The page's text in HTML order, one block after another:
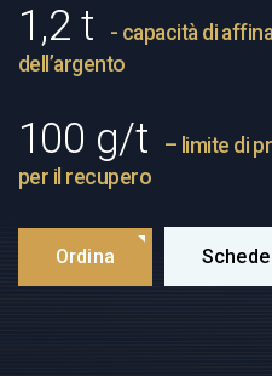
1,2 t
- capacità di
dell’argento
100 g/t
– limite di
per il recupero
Ordina